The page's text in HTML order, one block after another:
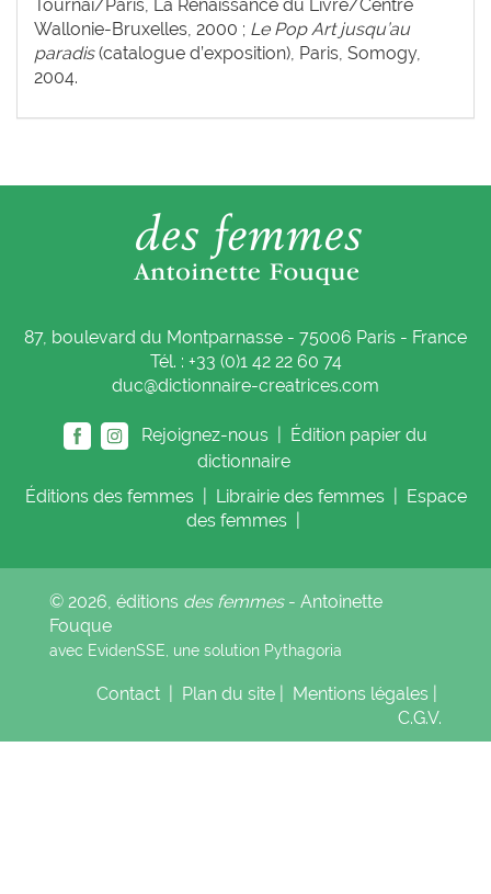
Tournai/Paris, La Renaissance du Livre/Centre
Wallonie-Bruxelles, 2000 ; Le Pop Art jusqu’au
paradis(catalogue d’exposition), Paris, Somogy,
2004.
87, boulevard du Montparnasse - 75006 Paris - France
Tél. : +33 (0)1 42 22 60 74
duc@dictionnaire-creatrices.com
Rejoignez-nous |
Édition papier du
dictionnaire
Éditions des femmes Librairie des femmes
Espace
des femmes
© 2026, éditions des femmes- Antoinette
Fouque
avec EvidenSSE, une solution Pythagoria
Contact Plan du site Mentions légales
C.G.V.